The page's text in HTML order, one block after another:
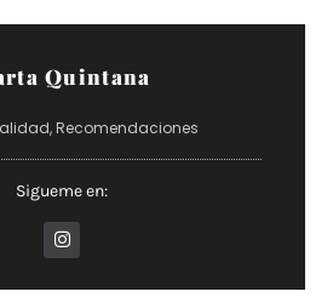
Quintana
,Recomendaciones
Sigueme en: